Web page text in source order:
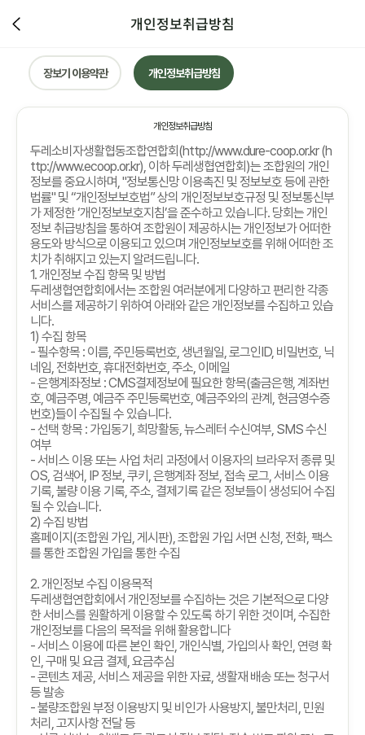
개인정보취급방침
장보기 이용약관 개인정보취급방침
개인정보취급방침
두레소비자생활협동조합연합회 (http://www.dure-coop.or.kr (h
ttp://www.ecoop.or.kr), 이하 두레생협연합회 )는 조합원의 개인
정보를 중요시하며, "정보통신망 이용촉진 및 정보보호 등에 관한
법률" 및“개인정보보호법”상의 개인정보보호규정 및 정보통신부
가 제정한‘개인정보보호지침’을 준수하고 있습니다. 당회는 개인
정보 취급방침을 통하여 조합원이 제공하시는 개인정보가 어떠한
용도와 방식으로 이용되고 있으며 개인정보보호를 위해 어떠한 조
치가 취해지고 있는지 알려드립니다.
1.개인정보 수집 항목 및 방법
두레생협연합회에서는 조합원 여러분에게 다양하고 편리한 각종
서비스를 제공하기 위하여 아래와 같은 개인정보를 수집하고 있습
니다.
1) 수집 항목
-필수항목 : 이름,주민등록번호,생년월일,로그인ID, 비밀번호, 닉
네임, 전화번호,휴대전화번호,주소, 이메일
-은행계좌정보 : CMS결제정보에 필요한 항목(출금은행,계좌번
호, 예금주명, 예금주 주민등록번호, 예금주와의 관계 , 현금영수증
번호)들이 수집될 수 있습니다.
- 선택 항목 : 가입동기 ,희망활동,뉴스레터 수신여부, SMS수신
여부
-서비스 이용 또는 사업 처리 과정에서 이용자의 브라우저 종류 및
OS, 검색어, IP 정보,쿠키 ,은행계좌 정보, 접속 로그,서비스 이용
기록,불량 이용 기록,주소, 결제기록 같은 정보들이 생성되어 수집
될 수 있습니다.
2) 수집 방법
홈페이지 (조합원 가입,게시판),조합원 가입 서면 신청, 전화, 팩스
를 통한 조합원 가입을 통한 수집
2.개인정보 수집 이용목적
두레생협연합회에서 개인정보를 수집하는 것은 기본적으로 다양
한 서비스를 원활하게 이용할 수 있도록 하기 위한 것이며,수집한
개인정보를 다음의 목적을 위해 활용합니다
-서비스 이용에 따른 본인 확인,개인식별, 가입의사 확인, 연령 확
인,구매 및 요금 결제 ,요금추심
-콘텐츠 제공,서비스 제공을 위한 자료,생활재 배송 또는 청구서
등 발송
-불량조합원 부정 이용방지 및 비인가 사용방지 ,불만처리 , 민원
처리 ,고지사항 전달 등